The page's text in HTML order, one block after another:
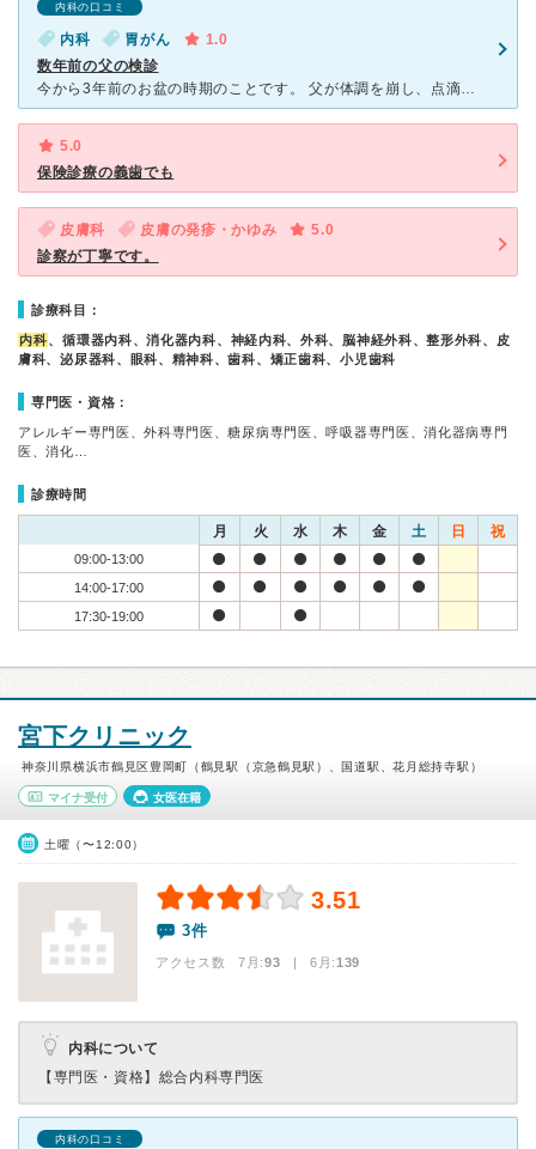
内科の口コミ
内科 胃がん
1.0
数年前の父の検診
今から3年前のお盆の時期のことです。 父が体調を崩し、点滴を希望していたため近くの医院を受診しました。その際に血液検査を行ったところ、異常な数値が出たため、すぐに大きな病院での精密検査を勧められ
5.0
保険診療の義歯でも
皮膚科 皮膚の発疹・かゆみ
5.0
診察が丁寧です。
診療科目：
内科、循環器内科、消化器内科、神経内科、外科、脳神経外科、整形外科、皮
膚科、泌尿器科、眼科、精神科、歯科、矯正歯科、小児歯科
専門医・資格：
アレルギー専門医、外科専門医、糖尿病専門医、呼吸器専門医、消化器病専門
医、消化…
診療時間
月 火 水 木 金 土 日 祝
09:00-13:00
14:00-17:00
17:30-19:00
宮下クリニック
神奈川県横浜市鶴見区豊岡町（鶴見駅（京急鶴見駅）、国道駅、花月総持寺駅）
マイナ受付 女医在籍
土曜（〜12:00）
3.51
3件
アクセス数 7月:93 | 6月:139
内科について
【専門医・資格】 総合内科専門医
内科の口コミ